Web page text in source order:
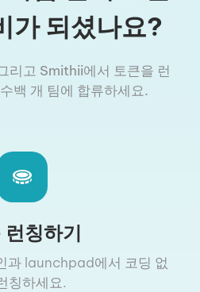
가 되셨나요?
리고 Smithii에서 토큰을 런
백 개 팀에 합류하세요.
런칭하기
과 launchpad에서 코딩 없
칭하세요.